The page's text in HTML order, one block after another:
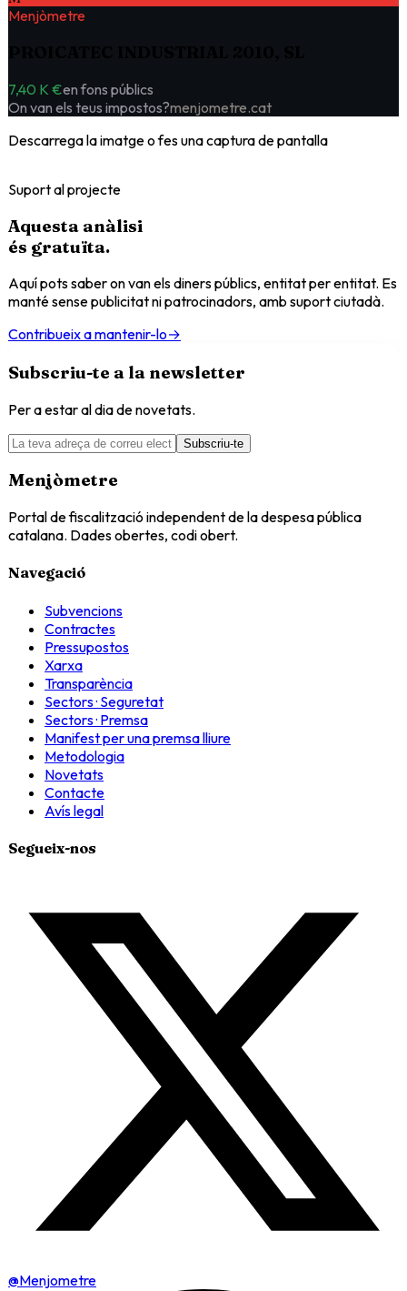
Menjòmetre
7,40 K €en fons públics
On van els teus impostos?menjometre.cat
Descarrega la imatge o fes una captura de pantalla
Suport al projecte
Aquesta anàlisi
és gratuïta.
Aquí pots saber on van els diners públics, entitat per entitat. Es
manté sense publicitat ni patrocinadors, amb suport ciutadà.
Contribueix a mantenir-lo→
Subscriu-te a la newsletter
Per a estar al dia de novetats.
Subscriu-te
Menjòmetre
Portal de fiscalització independent de la despesa pública
catalana. Dades obertes, codi obert.
Navegació
Subvencions
Contractes
Pressupostos
Xarxa
Transparència
Sectors · Seguretat
Sectors · Premsa
Manifest per una premsa lliure
Metodologia
Novetats
Contacte
Avís legal
Segueix-nos
@Menjometre